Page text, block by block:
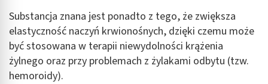
Substancja znana jest ponadto z tego, że zwiększa
elastyczność naczyń krwionośnych, dzięki czemu może
być stosowana w terapii niewydolności krążenia
żylnego oraz przy problemach z żylakami odbytu (tzw.
hemoroidy).